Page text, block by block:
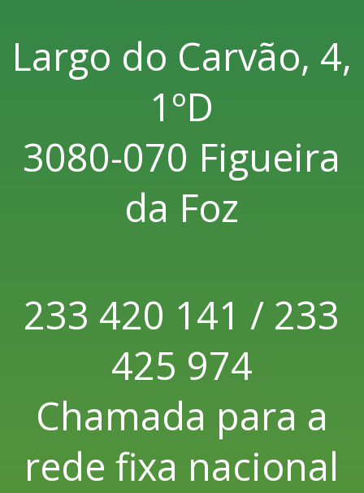
Largo do Carvão, 4,
1ºD
3080-070 Figueira
da Foz
233 420 141 / 233
425 974
Chamada para a
rede fixa nacional